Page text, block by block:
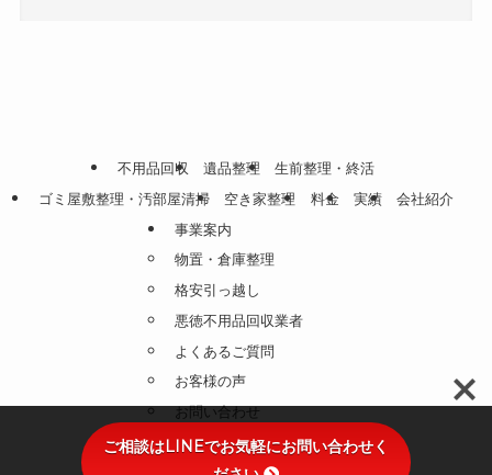
不用品回収 遺品整理
生前整理・終活
ゴミ屋敷整理・汚部屋清掃
空き家整理 料金 実績
会社紹介
事業案内
物置・倉庫整理
格安引っ越し
悪徳不用品回収業者
よくあるご質問
お客様の声
お問い合わせ
プライバシーポリシー
ご相談はLINEでお気軽にお問い合わせく